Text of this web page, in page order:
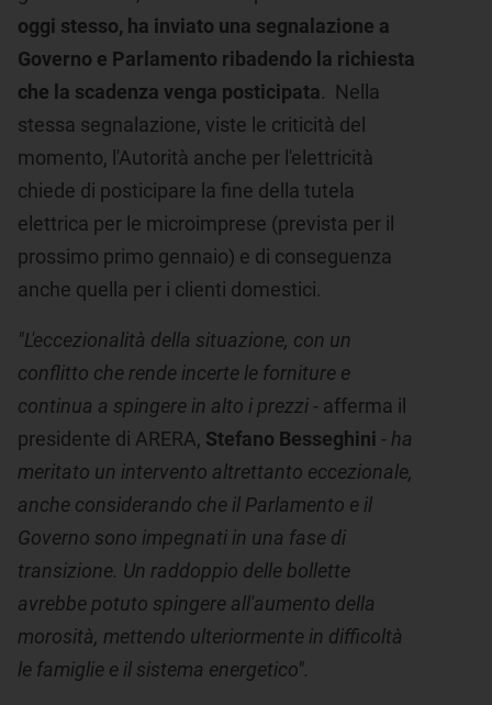
oggi stesso, ha inviato una segnalazione a
Governo e Parlamento ribadendo la richiesta
che la scadenza venga posticipata. Nella
stessa segnalazione, viste le criticità del
momento, l'Autorità anche per l'elettricità
chiede di posticipare la fine della tutela
elettrica per le microimprese (prevista per il
prossimo primo gennaio) e di conseguenza
anche quella per i clienti domestici.
"L'eccezionalità della situazione, con un
conflitto che rende incerte le forniture e
continua a spingere in alto i prezzi - afferma il
presidente di ARERA, Stefano Besseghini - ha
meritato un intervento altrettanto eccezionale,
anche considerando che il Parlamento e il
Governo sono impegnati in una fase di
transizione. Un raddoppio delle bollette
avrebbe potuto spingere all'aumento della
morosità, mettendo ulteriormente in difficoltà
le famiglie e il sistema energetico".